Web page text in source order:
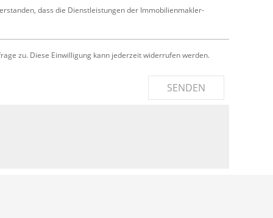
dass die Dienstleistungen der Immobilienmakler-
zu. Diese Einwilligung kann jederzeit widerrufen werden.
SENDEN